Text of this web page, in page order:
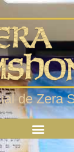
de Zera